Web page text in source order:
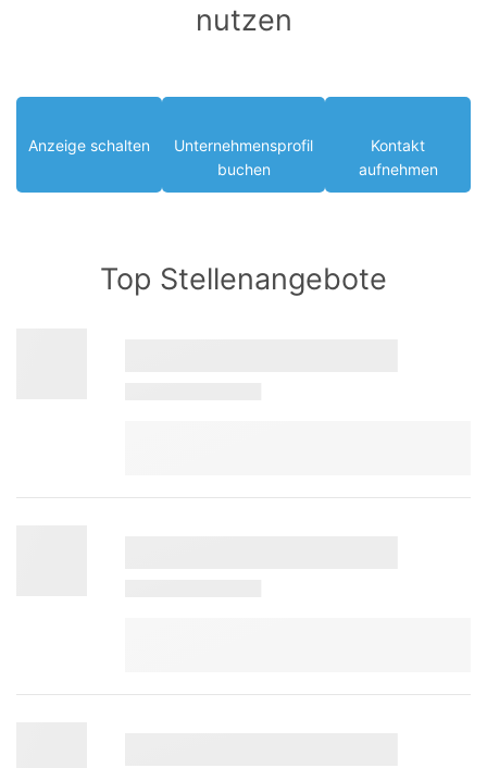
nutzen
Anzeige schalten
Unternehmensprofil
buchen
Kontakt
aufnehmen
Top Stellenangebote